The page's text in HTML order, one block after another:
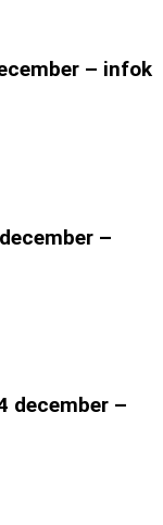
– infok
–
december –